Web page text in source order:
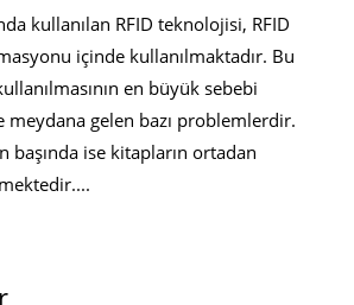
kullanılan RFID teknolojisi, RFID
içinde kullanılmaktadır. Bu
en büyük sebebi
meydana gelen bazı problemlerdir.
başında ise kitapların ortadan